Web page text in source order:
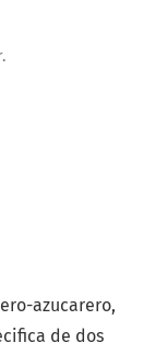
azucarero,
de dos